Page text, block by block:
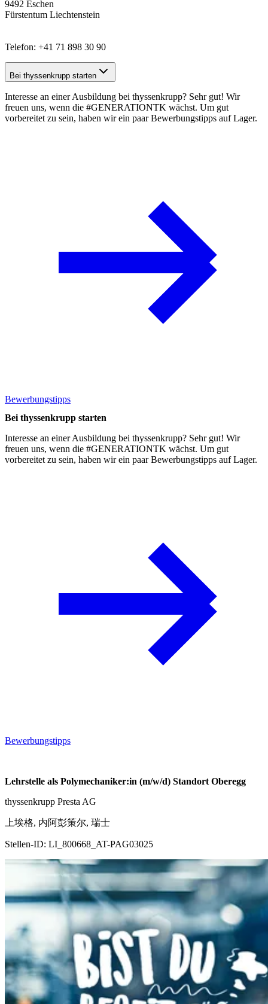
9492 Eschen
Fürstentum Liechtenstein
Telefon: +41 71 898 30 90
Bei thyssenkrupp starten
Interesse an einer Ausbildung bei thyssenkrupp? Sehr gut! Wir
freuen uns, wenn die #GENERATIONTK wächst. Um gut
vorbereitet zu sein, haben wir ein paar Bewerbungstipps auf Lager.
Bewerbungstipps
Bei thyssenkrupp starten
Interesse an einer Ausbildung bei thyssenkrupp? Sehr gut! Wir
freuen uns, wenn die #GENERATIONTK wächst. Um gut
vorbereitet zu sein, haben wir ein paar Bewerbungstipps auf Lager.
Bewerbungstipps
Lehrstelle als Polymechaniker:in (m/w/d) Standort Oberegg
thyssenkrupp Presta AG
上埃格, 内阿彭策尔, 瑞士
Stellen-ID: LI_800668_AT-PAG03025